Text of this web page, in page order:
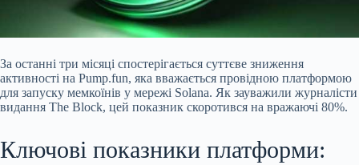
За останні три місяці спостерігається суттєве зниження
активності на Pump.fun, яка вважається провідною платформою
для запуску мемкоїнів у мережі Solana. Як зауважили журналісти
видання The Block, цей показник скоротився на вражаючі 80%.
Ключові показники платформи: